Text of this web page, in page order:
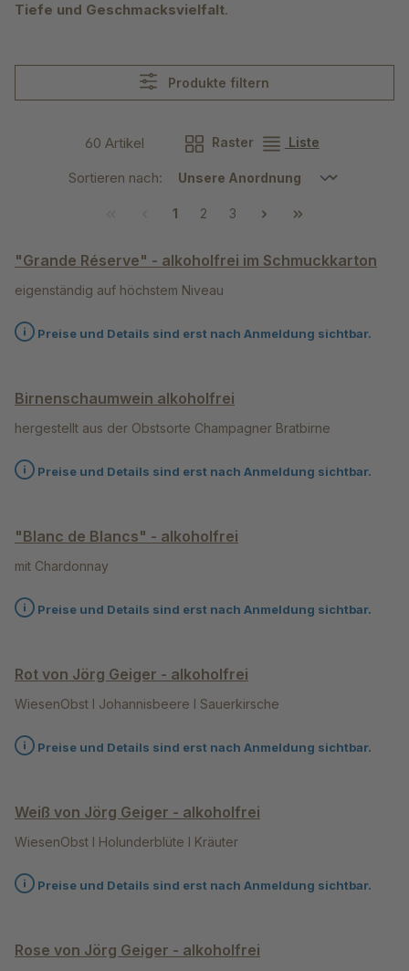
Tiefe und Geschmacksvielfalt.
Produkte filtern
60 Artikel Raster Liste
Sortieren nach:
1 2 3
"Grande Réserve" - alkoholfrei im Schmuckkarton
eigenständig auf höchstem Niveau
Preise und Details sind erst nach Anmeldung sichtbar.
Birnenschaumwein alkoholfrei
hergestellt aus der Obstsorte Champagner Bratbirne
Preise und Details sind erst nach Anmeldung sichtbar.
"Blanc de Blancs" - alkoholfrei
mit Chardonnay
Preise und Details sind erst nach Anmeldung sichtbar.
Rot von Jörg Geiger - alkoholfrei
WiesenObst I Johannisbeere l Sauerkirsche
Preise und Details sind erst nach Anmeldung sichtbar.
Weiß von Jörg Geiger - alkoholfrei
WiesenObst I Holunderblüte I Kräuter
Preise und Details sind erst nach Anmeldung sichtbar.
Rose von Jörg Geiger - alkoholfrei